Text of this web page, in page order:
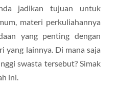
jadikan tujuan untuk
materi perkuliahannya
yang penting dengan
yang lainnya. Di mana saja
swasta tersebut? Simak
ini.